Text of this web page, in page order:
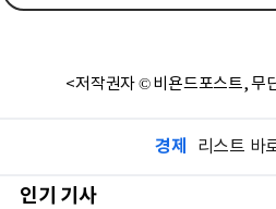
<저작권자 © 비욘드포스트, 무
경제 리스트 바
인기 기사